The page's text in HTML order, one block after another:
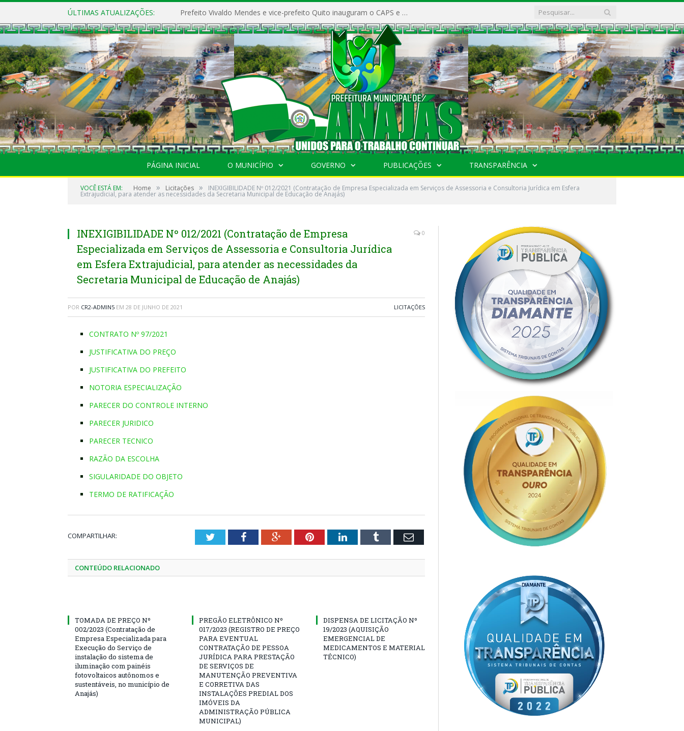
ÚLTIMAS ATUALIZAÇÕES: Prefeito Vivaldo Mendes e vice-prefeito Quito inauguram o CAPS e fortalecem a saúde pública em Anajás.
PÁGINA INICIAL O MUNICÍPIO GOVERNO PUBLICAÇÕES TRANSPARÊNCIA
VOCÊ ESTÁ EM: Home » Licitações » INEXIGIBILIDADE Nº 012/2021 (Contratação de Empresa Especializada em Serviços de Assessoria e Consultoria Jurídica em Esfera
Extrajudicial, para atender as necessidades da Secretaria Municipal de Educação de Anajás)
INEXIGIBILIDADE Nº 012/2021 (Contratação de Empresa
Especializada em Serviços de Assessoria e Consultoria Jurídica
em Esfera Extrajudicial, para atender as necessidades da
Secretaria Municipal de Educação de Anajás)
0
POR CR2-ADMIN5 EM 28 DE JUNHO DE 2021 LICITAÇÕES
CONTRATO Nº 97/2021
JUSTIFICATIVA DO PREÇO
JUSTIFICATIVA DO PREFEITO
NOTORIA ESPECIALIZAÇÃO
PARECER DO CONTROLE INTERNO
PARECER JURIDICO
PARECER TECNICO
RAZÃO DA ESCOLHA
SIGULARIDADE DO OBJETO
TERMO DE RATIFICAÇÃO
COMPARTILHAR: TwitterFacebookGoogle+PinterestLinkedInTumblr Email
CONTEÚDO RELACIONADO
TOMADA DE PREÇO Nº
002/2023 (Contratação de
Empresa Especializada para
Execução do Serviço de
instalação do sistema de
iluminação com painéis
fotovoltaicos autônomos e
sustentáveis, no município de
Anajás)
PREGÃO ELETRÔNICO Nº
017/2023 (REGISTRO DE PREÇO
PARA EVENTUAL
CONTRATAÇÃO DE PESSOA
JURÍDICA PARA PRESTAÇÃO
DE SERVIÇOS DE
MANUTENÇÃO PREVENTIVA
E CORRETIVA DAS
INSTALAÇÕES PREDIAL DOS
IMÓVEIS DA
ADMINISTRAÇÃO PÚBLICA
MUNICIPAL)
DISPENSA DE LICITAÇÃO Nº
19/2023 (AQUISIÇÃO
EMERGENCIAL DE
MEDICAMENTOS E MATERIAL
TÉCNICO)